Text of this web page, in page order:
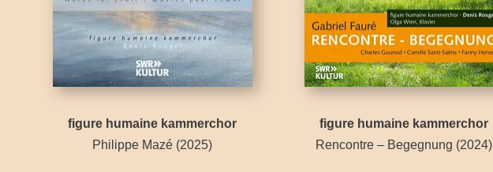
figure humaine kammerchor
Philippe Mazé (2025)
figure humaine kammerchor
Rencontre – Begegnung (2024)